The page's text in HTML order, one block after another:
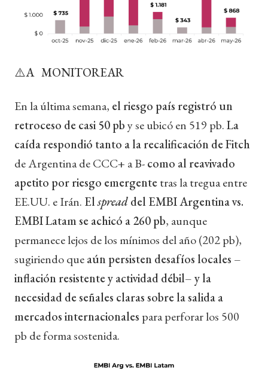
⚠️A MONITOREAR
En la última semana, el riesgo país registró un
retroceso de casi 50 pby se ubicó en 519 pb.La
caída respondió tanto a la recalificación de Fitch
de Argentina de CCC+ a B-como al reavivado
apetito por riesgo emergentetras la tregua entre
EE.UU. e Irán. Elspreaddel EMBI Argentina vs.
EMBI Latam se achicó a 260 pb, aunque
permanece lejos de los mínimos del año (202 pb),
sugiriendo queaún persisten desafíos locales –
inflación resistente y actividad débil– y la
necesidad de señales claras sobre la salida a
mercados internacionales para perforar los 500
pb de forma sostenida.